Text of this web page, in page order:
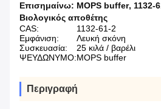
Επισημαίνω: MOPS buffer, 1132-
Βιολογικός αποθέτης
CAS:
1132-61-2
Εμφάνιση:
Λευκή σκόνη
Συσκευασία:
25 κιλά / βαρέλι
ΨΕΥΔΩΝΥΜΟ:MOPS buffer
Περιγραφή